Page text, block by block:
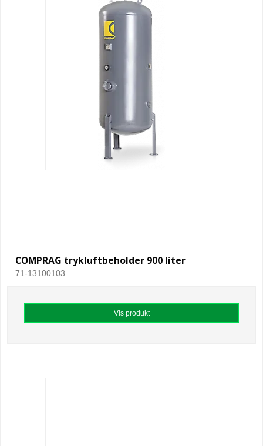
COMPRAG trykluftbeholder 900 liter
71-13100103
Vis produkt